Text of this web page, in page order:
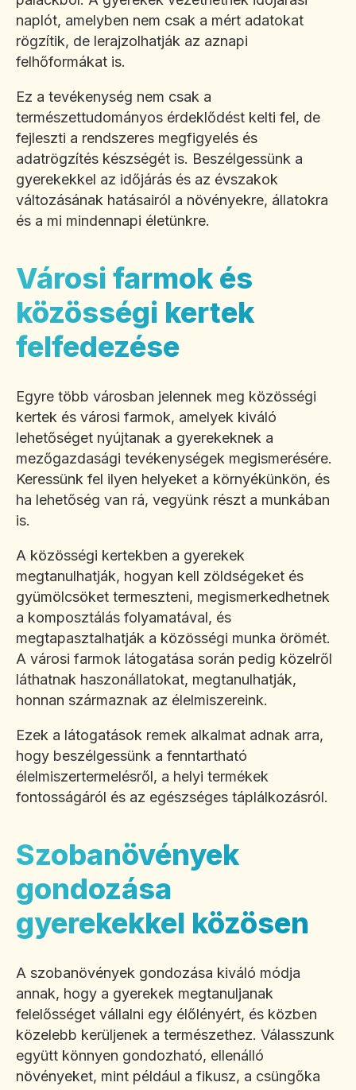
naplót, amelyben nem csak a mért adatokat
rögzítik, de lerajzolhatják az aznapi
felhőformákat is.
Ez a tevékenység nem csak a
természettudományos érdeklődést kelti fel, de
fejleszti a rendszeres megfigyelés és
adatrögzítés készségét is. Beszélgessünk a
gyerekekkel az időjárás és az évszakok
változásának hatásairól a növényekre, állatokra
és a mi mindennapi életünkre.
Városi farmok és
közösségi kertek
felfedezése
Egyre több városban jelennek meg közösségi
kertek és városi farmok, amelyek kiváló
lehetőséget nyújtanak a gyerekeknek a
mezőgazdasági tevékenységek megismerésére.
Keressünk fel ilyen helyeket a környékünkön, és
ha lehetőség van rá, vegyünk részt a munkában
is.
A közösségi kertekben a gyerekek
megtanulhatják, hogyan kell zöldségeket és
gyümölcsöket termeszteni, megismerkedhetnek
a komposztálás folyamatával, és
megtapasztalhatják a közösségi munka örömét.
A városi farmok látogatása során pedig közelről
láthatnak haszonállatokat, megtanulhatják,
honnan származnak az élelmiszereink.
Ezek a látogatások remek alkalmat adnak arra,
hogy beszélgessünk a fenntartható
élelmiszertermelésről, a helyi termékek
fontosságáról és az egészséges táplálkozásról.
Szobanövények
gondozása
gyerekekkel közösen
A szobanövények gondozása kiváló módja
annak, hogy a gyerekek megtanuljanak
felelősséget vállalni egy élőlényért, és közben
közelebb kerüljenek a természethez. Válasszunk
együtt könnyen gondozható, ellenálló
növényeket, mint például a fikusz, a csüngőka